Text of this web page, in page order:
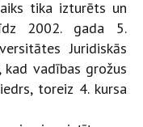
tika izturēts un
2002. gada 5.
Juridiskās
vadības grožus
toreiz 4. kursa